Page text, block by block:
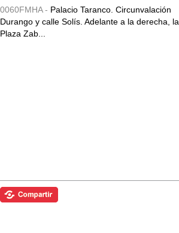
0060FMHA - Palacio Taranco. Circunvalación
Durango y calle Solís. Adelante a la derecha, la
Plaza Zab...